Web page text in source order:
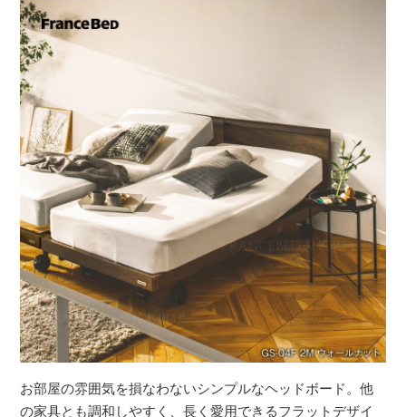
お部屋の雰囲気を損なわないシンプルなヘッドボード。他
の家具とも調和しやすく、長く愛用できるフラットデザイ